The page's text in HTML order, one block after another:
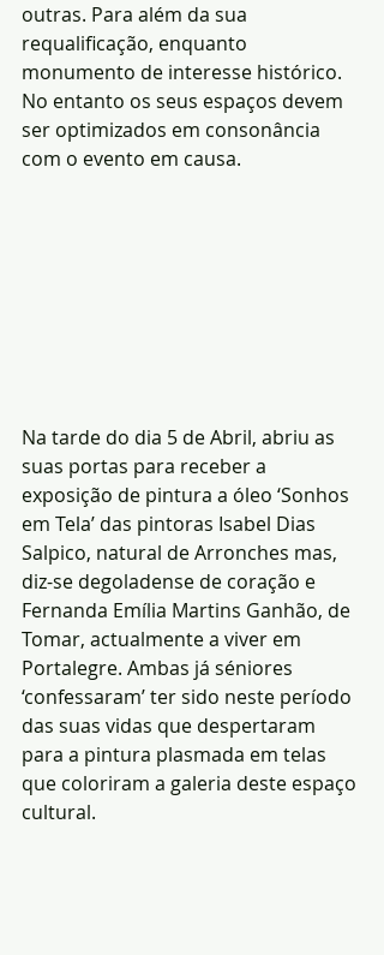
outras. Para além da sua
requalificação, enquanto
monumento de interesse histórico.
No entanto os seus espaços devem
ser optimizados em consonância
com o evento em causa.
Na tarde do dia 5 de Abril, abriu as
suas portas para receber a
exposição de pintura a óleo ‘Sonhos
em Tela’ das pintoras Isabel Dias
Salpico, natural de Arronches mas,
diz-se degoladense de coração e
Fernanda Emília Martins Ganhão, de
Tomar, actualmente a viver em
Portalegre. Ambas já séniores
‘confessaram’ ter sido neste período
das suas vidas que despertaram
para a pintura plasmada em telas
que coloriram a galeria deste espaço
cultural.